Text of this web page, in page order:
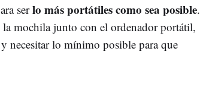
serlo más portátiles como sea posible.
mochila junto con el ordenador portátil,
necesitar lo mínimo posible para que